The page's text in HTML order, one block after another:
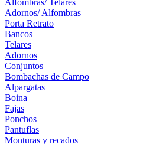
Alfombras/ Telares
Adornos/ Alfombras
Porta Retrato
Bancos
Telares
Adornos
Conjuntos
Bombachas de Campo
Alpargatas
Boina
Fajas
Ponchos
Pantuflas
Monturas y recados